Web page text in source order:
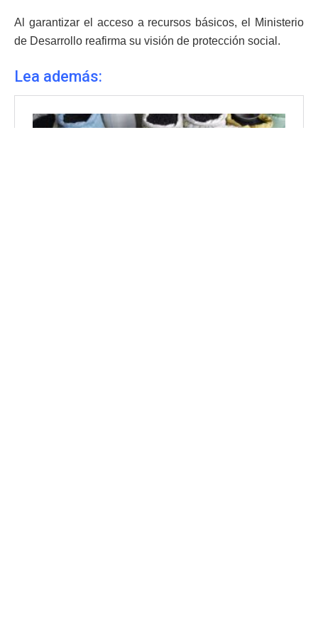
Al garantizar el acceso a recursos básicos, el Ministerio
de Desarrollo reafirma su visión de protección social.
Lea además: